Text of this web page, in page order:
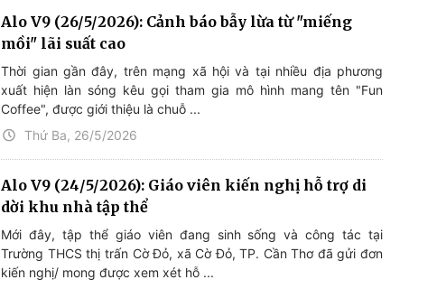
Alo V9 (26/5/2026): Cảnh báo bẫy lừa từ "miếng
mồi" lãi suất cao
Thời gian gần đây, trên mạng xã hội và tại nhiều địa phương
xuất hiện làn sóng kêu gọi tham gia mô hình mang tên "Fun
Coffee", được giới thiệu là chuỗ ...
Thứ Ba, 26/5/2026
Alo V9 (24/5/2026): Giáo viên kiến nghị hỗ trợ di
dời khu nhà tập thể
Mới đây, tập thể giáo viên đang sinh sống và công tác tại
Trường THCS thị trấn Cờ Đỏ, xã Cờ Đỏ, TP. Cần Thơ đã gửi đơn
kiến nghị/ mong được xem xét hỗ ...